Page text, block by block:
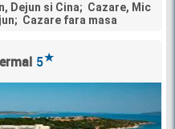
Dejun si Cina; Cazare, Mic
Cazare fara masa
5★